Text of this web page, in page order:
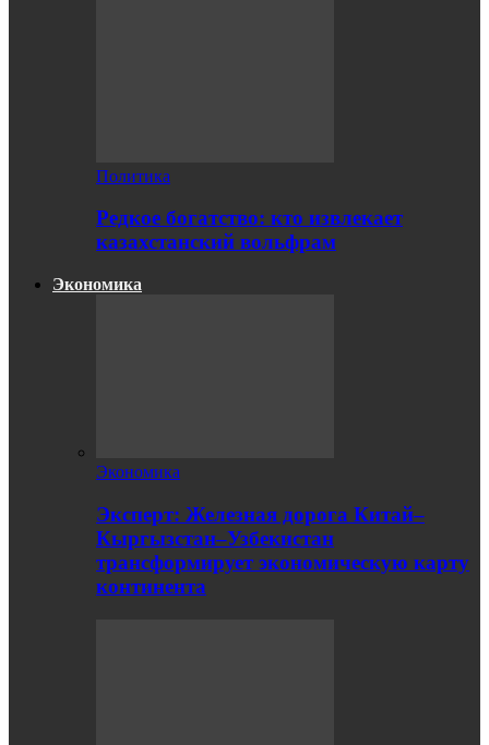
Политика
Редкое богатство: кто извлекает
казахстанский вольфрам
Экономика
Экономика
Эксперт: Железная дорога Китай–
Кыргызстан–Узбекистан
трансформирует экономическую карту
континента